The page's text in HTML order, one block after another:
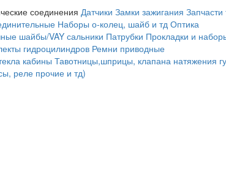
соединения Датчики Замки зажигания Запчасти
Наборы о-колец, шайб и тд Оптика
шайбы/VAY сальники Патрубки Прокладки и
гидроцилиндров Ремни приводные
кабины Тавотницы,шприцы, клапана натяжения
реле прочие и тд)